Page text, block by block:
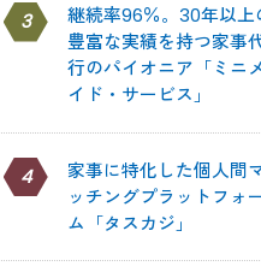
3
継続率96％。30年以上
豊富な実績を持つ家事
行のパイオニア「ミニメ
イド・サービス」
4
家事に特化した個人間
ッチングプラットフォ
ム「タスカジ」